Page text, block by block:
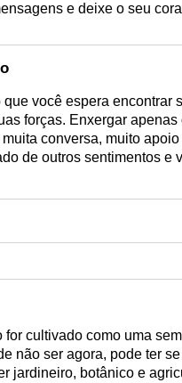
e deixe o seu
você espera encontrar
forças. Enxergar apenas
conversa, muito apoio
de outros sentimentos e
cultivado como uma
não ser agora, pode ter
jardineiro, botânico e